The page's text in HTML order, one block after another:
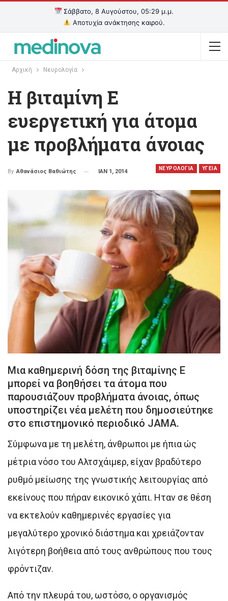
Σάββατο, 8 Αυγούστου, 05:29 μ.μ.
Αποτυχία ανάκτησης καιρού.
Αρχική Νευρολογία
Η βιταμίνη Ε
ευεργετική για άτομα
με προβλήματα άνοιας
ΝΕΥΡΟΛΟΓΙΑ ΥΓΕΙΑ
By Αθανάσιος Βαθιώτης ΙΑΝ 1, 2014
Μια καθημερινή δόση της βιταμίνης Ε
μπορεί να βοηθήσει τα άτομα που
παρουσιάζουν προβλήματα άνοιας, όπως
υποστηρίζει νέα μελέτη που δημοσιεύτηκε
στο επιστημονικό περιοδικό JAMA.
Σύμφωνα με τη μελέτη, άνθρωποι με ήπια ώς
μέτρια νόσο του Αλτσχάιμερ, είχαν βραδύτερο
ρυθμό μείωσης της γνωστικής λειτουργίας από
εκείνους που πήραν εικονικό χάπι. Ηταν σε θέση
να εκτελούν καθημερινές εργασίες για
μεγαλύτερο χρονικό διάστημα και χρειάζονταν
λιγότερη βοήθεια από τους ανθρώπους που τους
φρόντιζαν.
Από την πλευρά του, ωστόσο, ο οργανισμός